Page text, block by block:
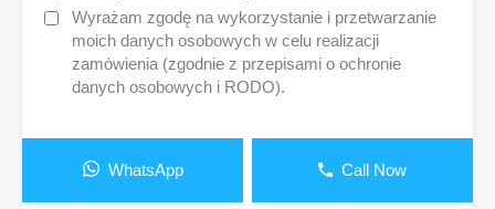
Wyrażam zgodę na wykorzystanie i przetwarzanie
moich danych osobowych w celu realizacji
zamówienia (zgodnie z przepisami o ochronie
danych osobowych i RODO).
WhatsApp Call Now